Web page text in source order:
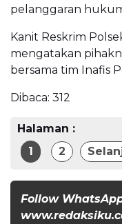
pelanggaran
Kanit Reskrim
mengatakan
bersama tim Inafis
Dibaca: 312
Halaman :
1
2
Follow